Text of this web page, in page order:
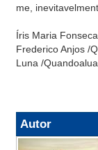
me,
Íris Maria
Frederico Anjos /
Luna /
Autor